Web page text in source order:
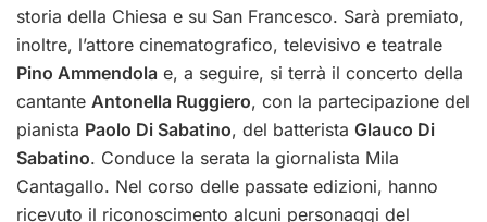
storia della Chiesa e su San Francesco. Sarà premiato,
inoltre, l’attore cinematografico, televisivo e teatrale
Pino Ammendola e, a seguire, si terrà il concerto della
cantante Antonella Ruggiero, con la partecipazione del
pianista Paolo Di Sabatino, del batterista Glauco Di
Sabatino. Conduce la serata la giornalista Mila
Cantagallo. Nel corso delle passate edizioni, hanno
ricevuto il riconoscimento alcuni personaggi del